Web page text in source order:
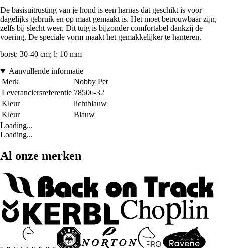
De basisuitrusting van je hond is een harnas dat geschikt is voor
dagelijks gebruik en op maat gemaakt is. Het moet betrouwbaar zijn,
zelfs bij slecht weer. Dit tuig is bijzonder comfortabel dankzij de
voering. De speciale vorm maakt het gemakkelijker te hanteren.
borst: 30-40 cm; l: 10 mm
Aanvullende informatie
Merk
Nobby Pet
Leveranciersreferentie 78506-32
Kleur
lichtblauw
Kleur
Blauw
Loading...
Loading...
Al onze merken